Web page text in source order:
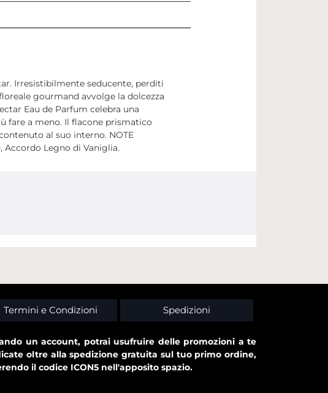
Irresistibilmente seducente, perditi
gourmand avvolge la dolcezza
Eau de Parfum celebra una
fare a meno. Il flacone prismatico
al suo interno. NOTE
Accordo Legno di Vaniglia.
Termini e Condizioni Spedizioni
un account, potrai usufruire delle promozioni a te
oltre alla spedizione gratuita sul tuo primo ordine,
il codice ICON5 nell'apposito spazio.